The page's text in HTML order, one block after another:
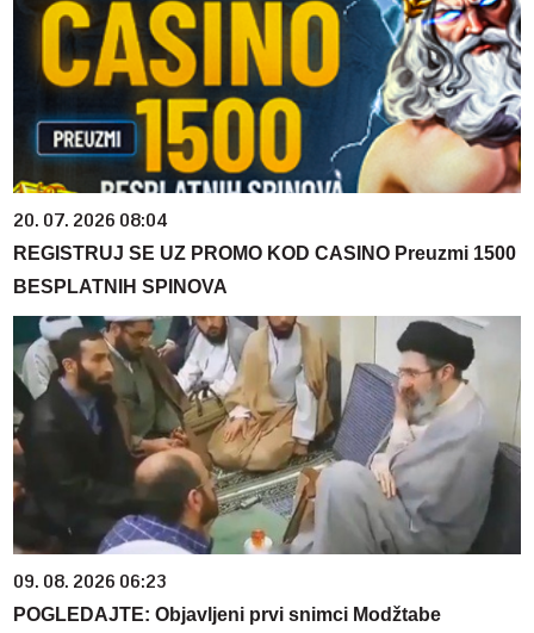
20. 07. 2026 08:04
REGISTRUJ SE UZ PROMO KOD CASINO Preuzmi 1500
BESPLATNIH SPINOVA
09. 08. 2026 06:23
POGLEDAJTE: Objavljeni prvi snimci Modžtabe